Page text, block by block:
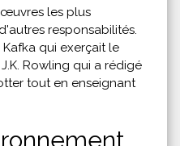
les plus
responsabilités.
qui exerçait le
Rowling qui a rédigé
tout en enseignant